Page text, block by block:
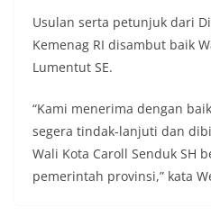
Usulan serta petunjuk dari
Kemenag RI disambut baik
Lumentut SE.
“Kami menerima dengan
segera tindak-lanjuti dan
Wali Kota Caroll Senduk SH
pemerintah provinsi,” kata